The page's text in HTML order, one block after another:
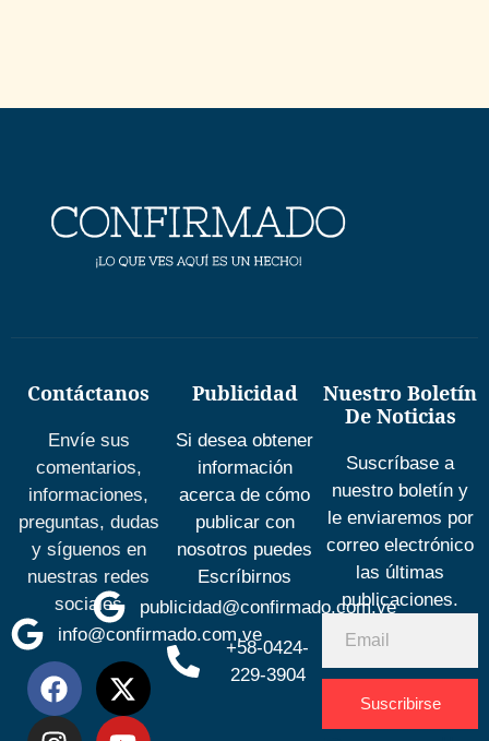
Contáctanos
Envíe sus
comentarios,
informaciones,
preguntas, dudas
y síguenos en
nuestras redes
sociales
info@confirmado.com.ve
Publicidad
Si desea obtener
información
acerca de cómo
publicar con
nosotros puedes
Escríbirnos
publicidad@confirmado.com.ve
+58-0424-
229-3904
Nuestro Boletín
De Noticias
Suscríbase a
nuestro boletín y
le enviaremos por
correo electrónico
las últimas
publicaciones.
Suscribirse